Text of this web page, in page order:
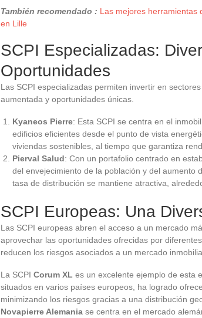
También recomendado : Las mejores herramientas
en Lille
SCPI Especializadas:
Oportunidades
Las SCPI especializadas permiten invertir en
aumentada y oportunidades únicas.
Kyaneos Pierre: Esta SCPI se centra en el
edificios eficientes desde el punto de vista
viviendas sostenibles, al tiempo que garantiza
Pierval Salud: Con un portafolio centrado en
del envejecimiento de la población y del aumento
tasa de distribución se mantiene atractiva,
SCPI Europeas: Una
Las SCPI europeas abren el acceso a un mercado
aprovechar las oportunidades ofrecidas por
reducen los riesgos asociados a un mercado
La SCPI Corum XL es un excelente ejemplo de esta
situados en varios países europeos, ha logrado
minimizando los riesgos gracias a una distribución
Novapierre Alemania se centra en el mercado